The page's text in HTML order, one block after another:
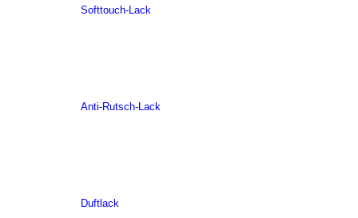
Softtouch-Lack
Anti-Rutsch-Lack
Duftlack